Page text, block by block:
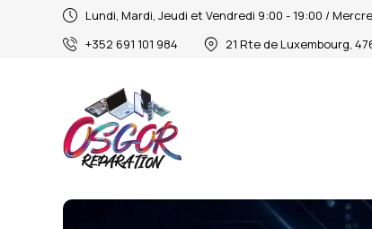
Lundi, Mardi, Jeudi et Vendredi 9:00 - 19:00 /
+352 691 101 984
21 Rte de Luxembourg,